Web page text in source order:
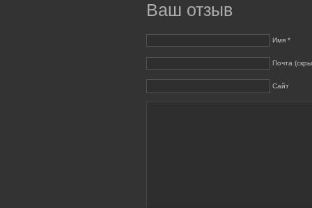
Ваш отзыв
Имя *
Почта
Сайт